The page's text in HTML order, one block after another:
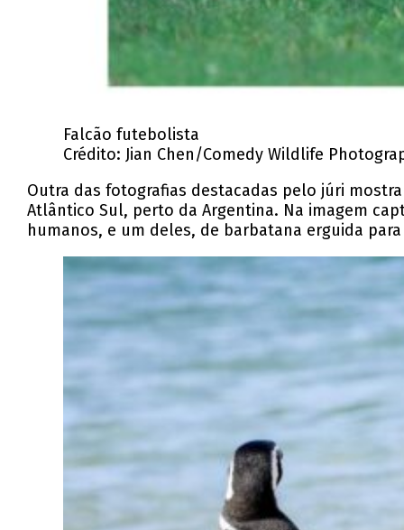
Falcão futebolista
Crédito: Jian Chen/Comedy Wildlife
Outra das fotografias destacadas pelo júri
Atlântico Sul, perto da Argentina. Na imagem
humanos, e um deles, de barbatana erguida